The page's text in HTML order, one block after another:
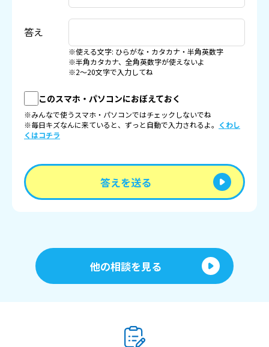
答え
※使える文字: ひらがな・カタカナ・半角英数字
※半角カタカナ、全角英数字が使えないよ
※2〜20文字で入力してね
このスマホ・パソコンにおぼえておく
※みんなで使うスマホ・パソコンではチェックしないでね
※毎日キズなんに来ていると、ずっと自動で入力されるよ。 くわし
くはコチラ
答えを送る
他の相談を見る